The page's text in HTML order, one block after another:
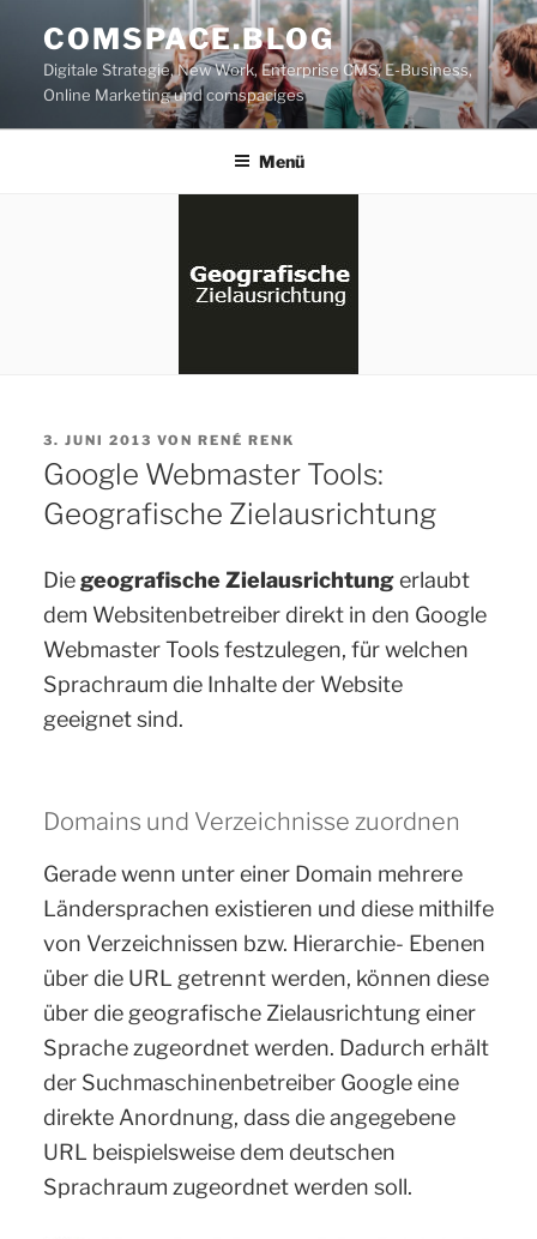
Inhalt
springen
COMSPACE.BLOG
Digitale Strategie, New Work, Enterprise CMS, E-Business,
Online Marketing und comspaciges
Menü
VERÖFFENTLICHT
AM
3. JUNI 2013 VON RENÉ RENK
Google Webmaster Tools:
Geografische Zielausrichtung
Diegeografische Zielausrichtungerlaubt
dem Websitenbetreiber direkt in den Google
Webmaster Tools festzulegen, für welchen
Sprachraum die Inhalte der Website
geeignet sind.
Domains und Verzeichnisse zuordnen
Gerade wenn unter einer Domain mehrere
Ländersprachen existieren und diese mithilfe
von Verzeichnissen bzw. Hierarchie- Ebenen
über die URL getrennt werden, können diese
über die geografische Zielausrichtung einer
Sprache zugeordnet werden. Dadurch erhält
der Suchmaschinenbetreiber Google eine
direkte Anordnung, dass die angegebene
URL beispielsweise dem deutschen
Sprachraum zugeordnet werden soll.